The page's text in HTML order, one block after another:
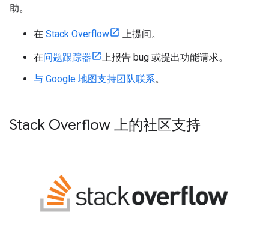
助。
在 Stack Overflow 上提问。
在问题跟踪器
上报告 bug 或提出功能请求。
与 Google 地图支持团队联系。
Stack Overflow 上的社区支持